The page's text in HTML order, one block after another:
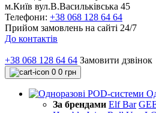
м.Київ вул.В.Васильківська 45
Телефони: +38 068 128 64 64
Прийом замовлень на сайті 24/7
До контактів
+38 068 128 64 64 Замовити дзвінок
0 0 грн
За брендами Elf Bar